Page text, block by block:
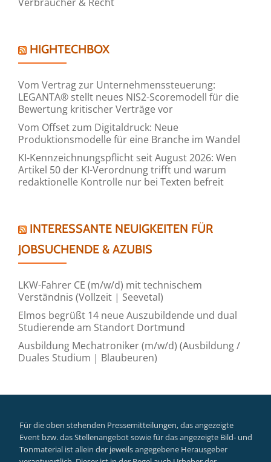
HIGHTECHBOX
Vom Vertrag zur Unternehmenssteuerung:
LEGANTA® stellt neues NIS2-Scoremodell für die
Bewertung kritischer Verträge vor
Vom Offset zum Digitaldruck: Neue
Produktionsmodelle für eine Branche im Wandel
KI-Kennzeichnungspflicht seit August 2026: Wen
Artikel 50 der KI-Verordnung trifft und warum
redaktionelle Kontrolle nur bei Texten befreit
INTERESSANTE NEUIGKEITEN FÜR
JOBSUCHENDE & AZUBIS
LKW-Fahrer CE (m/w/d) mit technischem
Verständnis (Vollzeit | Seevetal)
Elmos begrüßt 14 neue Auszubildende und dual
Studierende am Standort Dortmund
Ausbildung Mechatroniker (m/w/d) (Ausbildung /
Duales Studium | Blaubeuren)
Für die oben stehenden Pressemitteilungen, das angezeigte
Event bzw. das Stellenangebot sowie für das angezeigte Bild- und
Tonmaterial ist allein der jeweils angegebene Herausgeber